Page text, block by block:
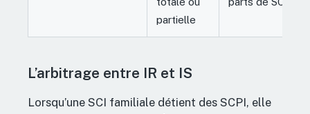
partielle
L’arbitrage entre IR et IS
Lorsqu’une SCI familiale détient des SCPI, elle